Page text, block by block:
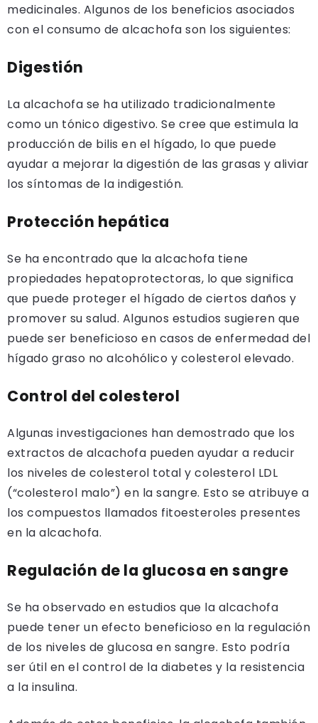
medicinales. Algunos de los beneficios asociados
con el consumo de alcachofa son los siguientes:
Digestión
La alcachofa se ha utilizado tradicionalmente
como un tónico digestivo. Se cree que estimula la
producción de bilis en el hígado, lo que puede
ayudar a mejorar la digestión de las grasas y aliviar
los síntomas de la indigestión.
Protección hepática
Se ha encontrado que la alcachofa tiene
propiedades hepatoprotectoras, lo que significa
que puede proteger el hígado de ciertos daños y
promover su salud. Algunos estudios sugieren que
puede ser beneficioso en casos de enfermedad del
hígado graso no alcohólico y colesterol elevado.
Control del colesterol
Algunas investigaciones han demostrado que los
extractos de alcachofa pueden ayudar a reducir
los niveles de colesterol total y colesterol LDL
(“colesterol malo”) en la sangre. Esto se atribuye a
los compuestos llamados fitoesteroles presentes
en la alcachofa.
Regulación de la glucosa en sangre
Se ha observado en estudios que la alcachofa
puede tener un efecto beneficioso en la regulación
de los niveles de glucosa en sangre. Esto podría
ser útil en el control de la diabetes y la resistencia
a la insulina.